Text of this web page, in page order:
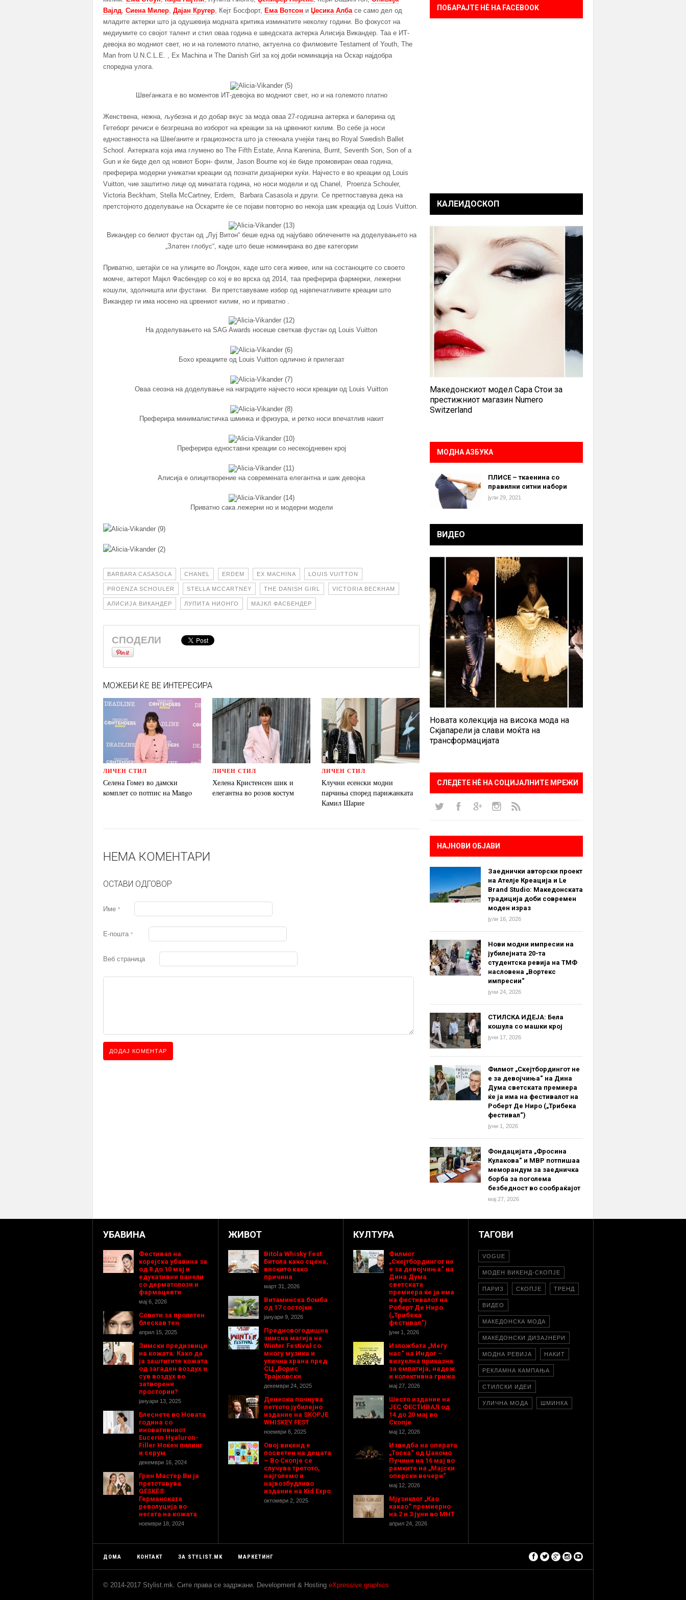
Вајлд, Сиена Милер, Дајан Кругер, Кејт Босфорт, Ема Вотсон и Џесика Албасе само дел од
младите актерки што ја одушевија модната критика изминатите неколку години. Во фокусот на
медиумите со својот талент и стил оваа година е шведската актерка Алисија Викандер. Таа е ИТ-
девојка во модниот свет, но и на големото платно, актуелна со филмовите Testament of Youth, The
Man from U.N.C.L.E. , Ex Machina и The Danish Girl за кој доби номинација на Оскар најдобра
споредна улога.
Швеѓанката е во моментов ИТ-девојка во модниот свет, но и на големото платно
Женствена, нежна, љубезна и до добар вкус за мода оваа 27-годишна актерка и балерина од
Гетеборг речиси е безгрешна во изборот на креации за на црвениот килим. Во себе ја носи
едноставноста на Швеѓаните и грациозноста што ја стекнала учејќи танц во Royal Swedish Ballet
School. Актерката која има глумено во The Fifth Estate, Anna Karenina, Burnt, Seventh Son, Son of a
Gun и ќе биде дел од новиот Борн- филм, Jason Bourne кој ќе биде промовиран оваа година,
преферира модерни уникатни креации од познати дизајнерки куќи. Најчесто е во креации од Louis
Vuitton, чие заштитно лице од минатата година, но носи модели и од Chanel, Proenza Schouler,
Victoria Beckham, Stella McCartney, Erdem, Barbara Casasola и други. Се претпоставува дека на
претстојното доделување на Оскарите ќе се појави повторно во некоја шик креација од Louis Vuitton.
Викандер со белиот фустан од „Луј Витон“ беше една од најубаво облечените на доделувањето на
„Златен глобус“, каде што беше номинирана во две категории
Приватно, шетајќи се на улиците во Лондон, каде што сега живее, или на состаноците со своето
момче, актерот Мајкл Фасбендер со кој е во врска од 2014, таа преферира фармерки, лежерни
кошули, здолништа или фустани. Ви претставуваме избор од највпечатливите креации што
Викандер ги има носено на црвениот килим, но и приватно .
На доделувањето на SAG Awards носеше светкав фустан од Louis Vuitton
Бохо креациите од Louis Vuitton одлично ѝ прилегаат
Оваа сеозна на доделување на наградите најчесто носи креации од Louis Vuitton
Преферира минималистичка шминка и фризура, и ретко носи впечатлив накит
Преферира едноставни креации со несекојдневен крој
Алисија е олицетворение на современата елегантна и шик девојка
Приватно сака лежерни но и модерни модели
BARBARA CASASOLA CHANEL ERDEM EX MACHINA LOUIS VUITTON
PROENZA SCHOULER STELLA MCCARTNEY THE DANISH GIRL VICTORIA BECKHAM
АЛИСИЈА ВИКАНДЕР ЛУПИТА НИОНГО МАЈКЛ ФАСБЕНДЕР
СПОДЕЛИ
МОЖЕБИ ЌЕ ВЕ ИНТЕРЕСИРА
ЛИЧЕН СТИЛ
Селена Гомез во дамски
комплет со потпис на Mango
ЛИЧЕН СТИЛ
Хелена Кристенсен шик и
елегантна во розов костум
ЛИЧЕН СТИЛ
Клучни есенски модни
парчиња според парижанката
Камил Шарие
НЕМА КОМЕНТАРИ
ОСТАВИ ОДГОВОР
Име *
Е-пошта *
Веб страница
ПОБАРАЈТЕ НÈ НА FACEBOOK
КАЛЕИДОСКОП
Македонскиот модел Сара Стои за
престижниот магазин Numero
Switzerland
МОДНА АЗБУКА
ПЛИСЕ – ткаенина со
правилни ситни набори
јули 29, 2021
ВИДЕО
Новата колекција на висока мода на
Скјапарели ја слави моќта на
трансформацијата
СЛЕДЕТЕ НÈ НА СОЦИЈАЛНИТЕ МРЕЖИ
НАЈНОВИ ОБЈАВИ
Заеднички авторски проект
на Ателје Креација и Le
Brand Studio: Македонската
традиција доби современ
моден израз
јули 16, 2026
Нови модни импресии на
јубилејната 20-та
студентска ревија на ТМФ
насловена „Вортекс
импресии“
јуни 24, 2026
СТИЛСКА ИДЕЈА: Бела
кошула со машки крој
јуни 17, 2026
Филмот „Скејтбордингот не
е за девојчиња“ на Дина
Дума светската премиера
ќе ја има на фестивалот на
Роберт Де Ниро („Трибека
фестивал“)
јуни 1, 2026
Фондацијата „Фросина
Кулакова“ и МВР потпишаа
меморандум за заедничка
борба за поголема
безбедност во сообраќајот
мај 27, 2026
УБАВИНА
Фестивал на
корејска убавина за
од 8 до 10 мај и
едукативни панели
со дерматолози и
фармацевти
мај 6, 2026
Совети за пролетен
блескав тен
април 15, 2025
Зимски предизвици
на кожата: Како да
ја заштитите кожата
од загаден воздух и
сув воздух во
затворени
простории?
јануари 13, 2025
Блеснете во Новата
година со
иновативниот
Eucerin Hyaluron-
Filler Ноќен пилинг
и серум
декември 16, 2024
Грин Мастер Ви ја
претставува
GESKE®
Германската
револуција во
негата на кожата
ноември 18, 2024
ЖИВОТ
Bitola Whisky Fest:
Битола како сцена,
вискито како
причина
март 31, 2026
Витаминска бомба
од 17 состојки
јануари 9, 2026
Предновогодишнa
зимска магија на
Winter Festival со
многу музика и
улична храна пред
СЦ „Борис
Трајковски
декември 24, 2025
Денеска почнува
петтото јубилејно
издание на SKOPJE
WHISKEY FEST
ноември 6, 2025
Овој викенд е
посветен на децата
– Во Скопје се
случува третото,
најголемо и
највозбудливо
издание на Kid Expo
октомври 2, 2025
КУЛТУРА
Филмот
„Скејтбордингот не
е за девојчиња“ на
Дина Дума
светската
премиера ќе ја има
на фестивалот на
Роберт Де Ниро
(„Трибека
фестивал“)
јуни 1, 2026
Изложбата „Меѓу
нас“ на Индог –
визуелна приказна
за емпатија, надеж
и колективна грижа
мај 27, 2026
Шесто издание на
ЈЕС ФЕСТИВАЛ од
14 до 20 мај во
Скопје
мај 12, 2026
Изведба на операта
„Тоска“ од Џакомо
Пучини на 16 мај во
рамките на „Мајски
оперски вечери“
мај 12, 2026
Мјузиклот „Као
какао“ премиерно
на 2 и 3 јуни во МНТ
април 24, 2026
ТАГОВИ
VOGUE
МОДЕН ВИКЕНД-СКОПЈЕ
ПАРИЗ СКОПЈЕ ТРЕНД
ВИДЕО
МАКЕДОНСКА МОДА
МАКЕДОНСКИ ДИЗАЈНЕРИ
МОДНА РЕВИЈА НАКИТ
РЕКЛАМНА КАМПАЊА
СТИЛСКИ ИДЕИ
УЛИЧНА МОДА ШМИНКА
ДОМА КОНТАКТ ЗА STYLIST.MK МАРКЕТИНГ
© 2014-2017 Stylist.mk. Сите права се задржани. Development & Hosting eXpressive graphics